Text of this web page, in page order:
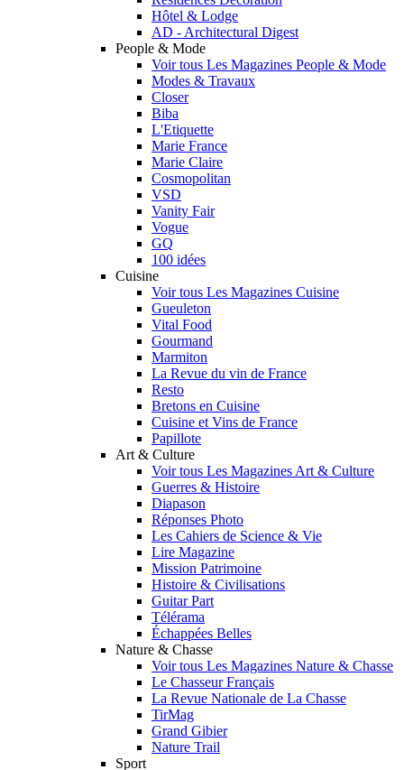
Hôtel & Lodge
AD - Architectural Digest
People & Mode
Voir tous Les Magazines People & Mode
Modes & Travaux
Closer
Biba
L'Etiquette
Marie France
Marie Claire
Cosmopolitan
VSD
Vanity Fair
Vogue
GQ
100 idées
Cuisine
Voir tous Les Magazines Cuisine
Gueuleton
Vital Food
Gourmand
Marmiton
La Revue du vin de France
Resto
Bretons en Cuisine
Cuisine et Vins de France
Papillote
Art & Culture
Voir tous Les Magazines Art & Culture
Guerres & Histoire
Diapason
Réponses Photo
Les Cahiers de Science & Vie
Lire Magazine
Mission Patrimoine
Histoire & Civilisations
Guitar Part
Télérama
Échappées Belles
Nature & Chasse
Voir tous Les Magazines Nature & Chasse
Le Chasseur Français
La Revue Nationale de La Chasse
TirMag
Grand Gibier
Nature Trail
Sport